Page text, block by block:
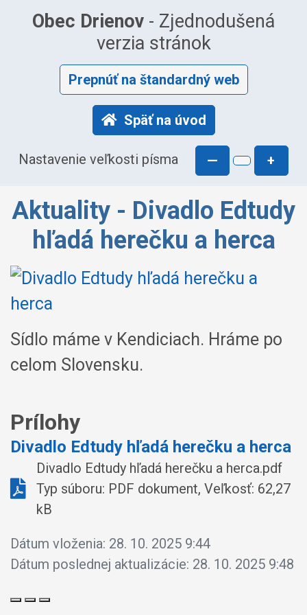
Obec Drienov - Zjednodušená
verzia stránok
Prepnúť na štandardný web
Späť na úvod
Nastavenie veľkosti písma — +
Aktuality - Divadlo Edtudy
hľadá herečku a herca
Sídlo máme v Kendiciach. Hráme po
celom Slovensku.
Prílohy
Divadlo Edtudy hľadá herečku a herca
Divadlo Edtudy hľadá herečku a herca.pdf
Typ súboru: PDF dokument, Veľkosť: 62,27
kB
Dátum vloženia: 28. 10. 2025 9:44
Dátum poslednej aktualizácie: 28. 10. 2025 9:48